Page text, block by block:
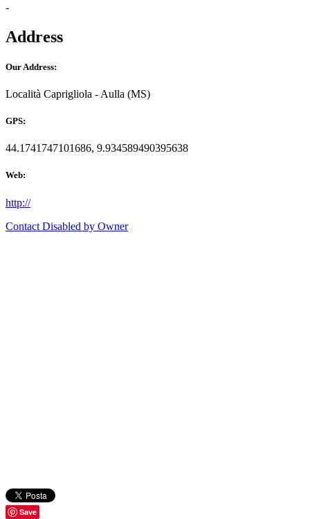
-
Address
Our Address:
Località Caprigliola - Aulla (MS)
GPS:
44.1741747101686, 9.934589490395638
Web:
http://
Contact Disabled by Owner
Save